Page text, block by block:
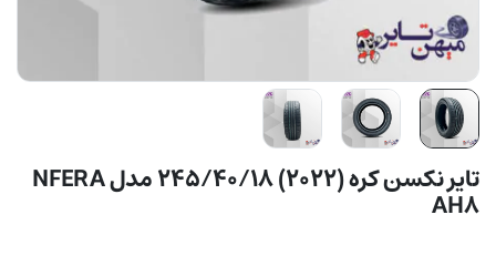
تایر نکسن کره (2022) 245/40/18 مدل NFERA
AH8